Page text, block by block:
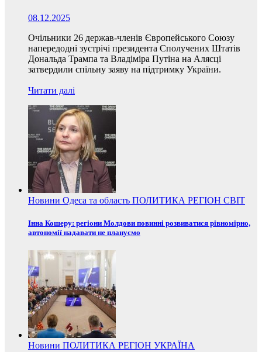
08.12.2025
Очільники 26 держав-членів Європейського Союзу
напередодні зустрічі президента Сполучених Штатів
Дональда Трампа та Владіміра Путіна на Алясці
затвердили спільну заяву на підтримку України.
Читати далі
Новини Одеса та область ПОЛИТИКА РЕГІОН СВІТ
Інна Кошеру: регіони Молдови повинні розвиватися рівномірно,
автономії надавати не плануємо
Новини ПОЛИТИКА РЕГІОН УКРАЇНА